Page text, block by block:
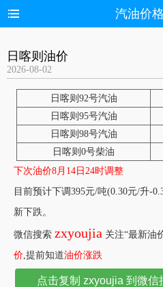
汽油价
日喀则油价
2026-08-02
日喀则92号汽油
日喀则95号汽油
日喀则98号汽油
日喀则0号柴油
下次油价8月14日24时调整
目前预计下调395元/吨(0.30元/升-
新下跌。
微信搜索 zxyoujia 关注“最新油
价,提前知道油价涨跌
点击复制 zxyoujia 到微信